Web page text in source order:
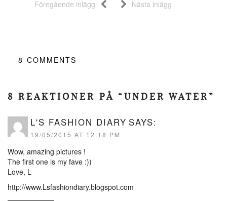
Föregående inlägg Nästa inlägg
8 COMMENTS
8 REAKTIONER PÅ “UNDER WATER”
L'S FASHION DIARY SAYS:
19/05/2015 AT 12:18 PM
Wow, amazing pictures !
The first one is my fave :))
Love, L
http://www.Lsfashiondiary.blogspot.com